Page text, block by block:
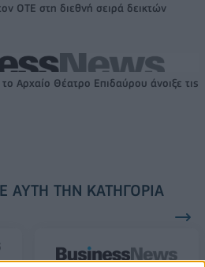
ΟΤΕ στη διεθνή σειρά δεικτών
Αρχαίο Θέατρο Επιδαύρου άνοιξε τις
ΑΥΤΉ ΤΗΝ ΚΑΤΗΓΟΡΊΑ